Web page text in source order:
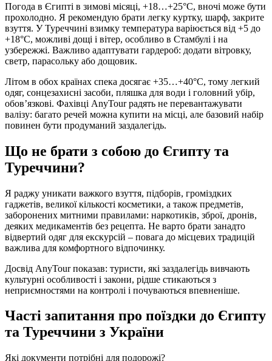
Погода в Єгипті в зимові місяці, +18…+25°C, вночі може бути
прохолодно. Я рекомендую брати легку куртку, шарф, закрите
взуття. У Туреччині взимку температура варіюється від +5 до
+18°C, можливі дощі і вітер, особливо в Стамбулі і на
узбережжі. Важливо адаптувати гардероб: додати вітровку,
светр, парасольку або дощовик.
Літом в обох країнах спека досягає +35…+40°C, тому легкий
одяг, сонцезахисні засоби, пляшка для води і головний убір,
обов’язкові. Фахівці AnyTour радять не перевантажувати
валізу: багато речей можна купити на місці, але базовий набір
повинен бути продуманий заздалегідь.
Що не брати з собою до Єгипту та
Туреччини?
Я раджу уникати важкого взуття, підборів, громіздких
гаджетів, великої кількості косметики, а також предметів,
заборонених митними правилами: наркотиків, зброї, дронів,
деяких медикаментів без рецепта. Не варто брати занадто
відвертий одяг для екскурсій – повага до місцевих традицій
важлива для комфортного відпочинку.
Досвід AnyTour показав: туристи, які заздалегідь вивчають
культурні особливості і закони, рідше стикаються з
неприємностями на контролі і почуваються впевненіше.
Часті запитання про поїздки до Єгипту
та Туреччини з України
Які документи потрібні для подорожі?